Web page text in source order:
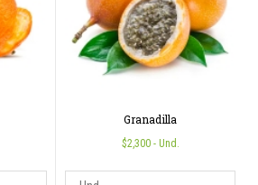
Granadilla
$2,300 - Und.